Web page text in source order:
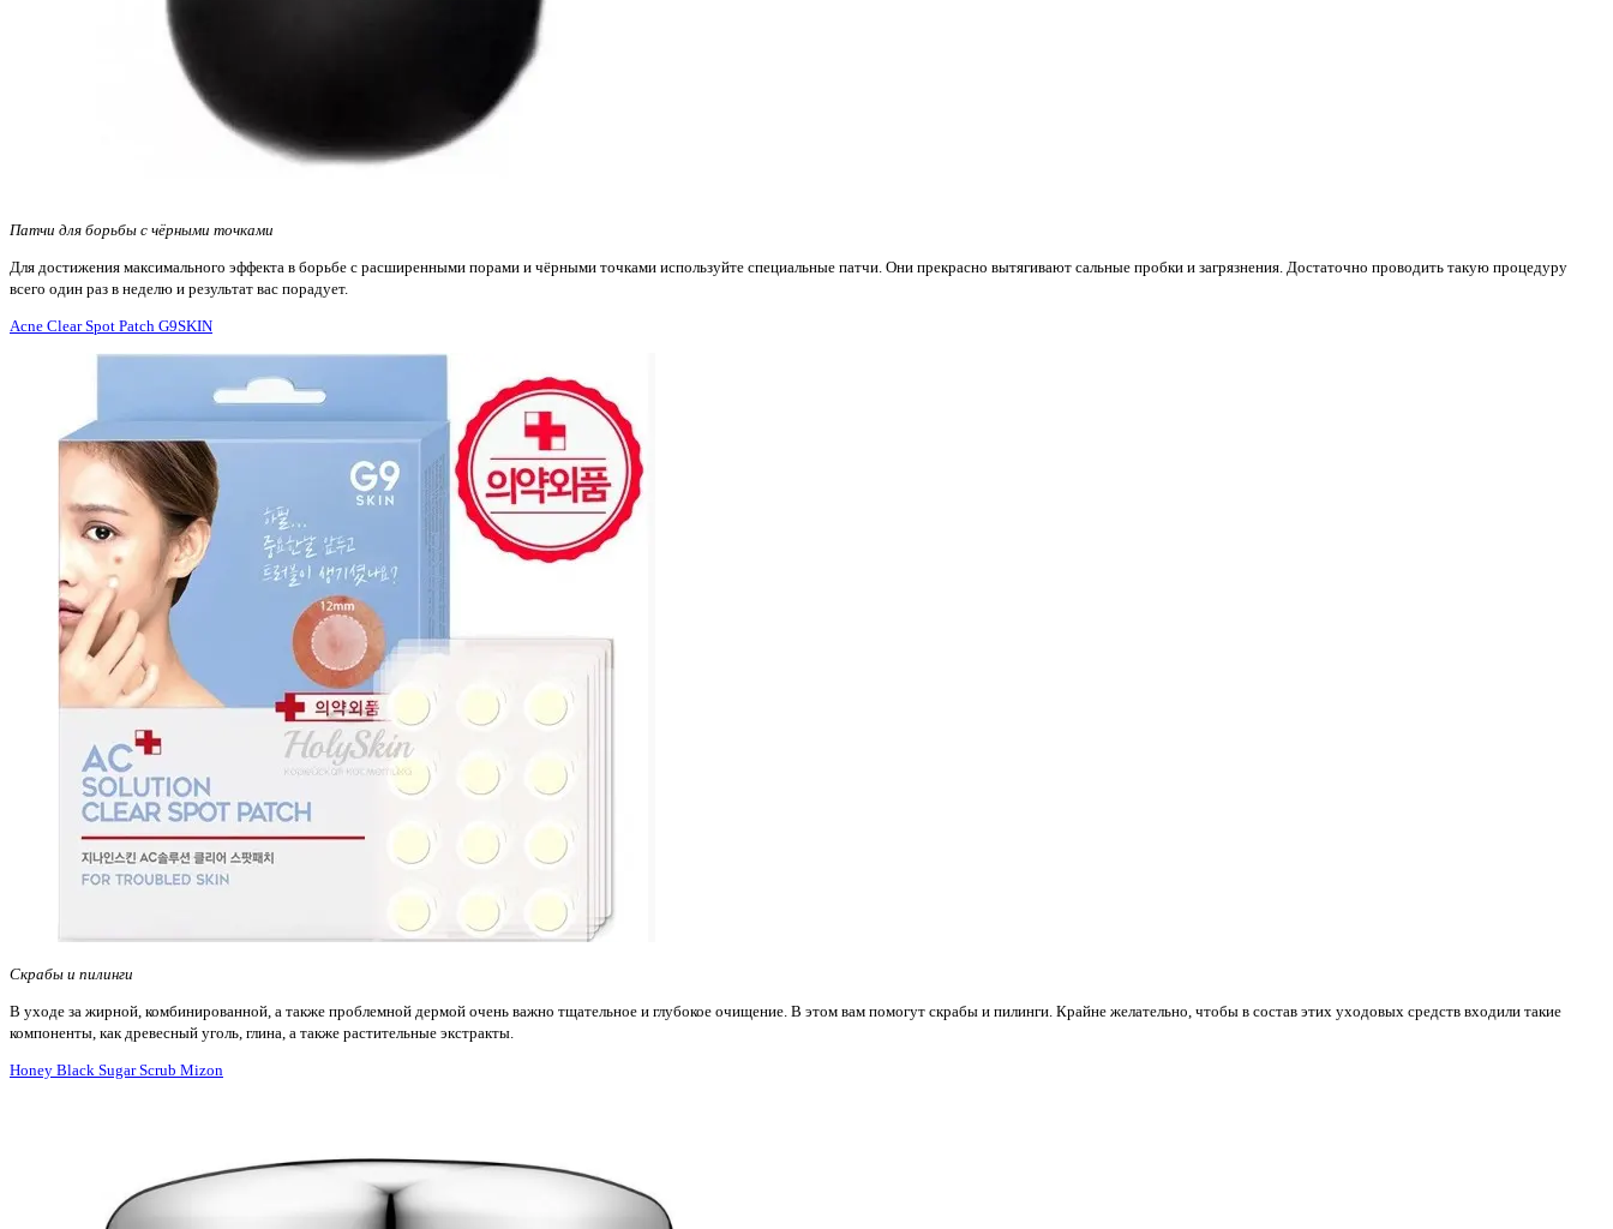
Патчи для борьбы с чёрными точками
Для достижения максимального эффекта в борьбе с расширенными порами и чёрными точками используйте специальные патчи. Они прекрасно вытягивают сальные пробки и загрязнения. Достаточно проводить такую процедуру
всего один раз в неделю и результат вас порадует.
Acne Clear Spot Patch G9SKIN
Скрабы и пилинги
В уходе за жирной, комбинированной, а также проблемной дермой очень важно тщательное и глубокое очищение. В этом вам помогут скрабы и пилинги. Крайне желательно, чтобы в состав этих уходовых средств входили такие
компоненты, как древесный уголь, глина, а также растительные экстракты.
Honey Black Sugar Scrub Mizon